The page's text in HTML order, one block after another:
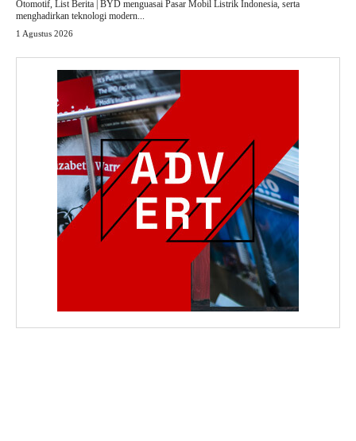
Otomotif, List Berita | BYD menguasai Pasar Mobil Listrik Indonesia, serta
menghadirkan teknologi modern...
1 Agustus 2026